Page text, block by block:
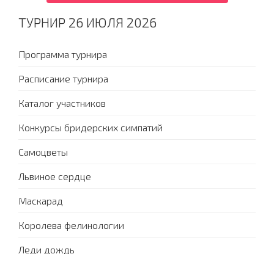
ТУРНИР 26 ИЮЛЯ 2026
Программа турнира
Расписание турнира
Каталог участников
Конкурсы бридерских симпатий
Самоцветы
Львиное сердце
Маскарад
Королева фелинологии
Леди дождь